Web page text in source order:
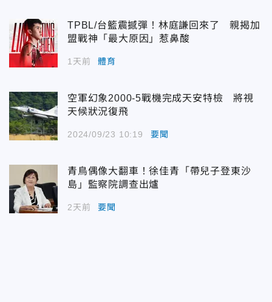
TPBL/台籃震撼彈！林庭謙回來了 親揭加
盟戰神「最大原因」惹鼻酸
1天前 體育
空軍幻象2000-5戰機完成天安特檢 將視
天候狀況復飛
2024/09/23 10:19 要聞
青鳥偶像大翻車！徐佳青「帶兒子登東沙
島」監察院調查出爐
2天前 要聞